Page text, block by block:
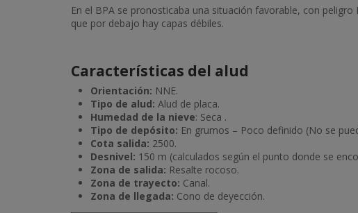
En el BPA se pronosticaba una situación favorable, con
que por debajo hay capas débiles.
Características del alud
Orientación: NNE.
Tipo de alud: Alud de placa.
Humedad de la nieve: Seca .
Tipo de depósito: En grumos – Poco definido (No se
Cota salida: 2500.
Desnivel: 150 m (calculados según el punto donde se
Zona de salida: Resalte rocoso.
Zona de trayecto: Canal.
Zona de llegada: Cono de deyección.